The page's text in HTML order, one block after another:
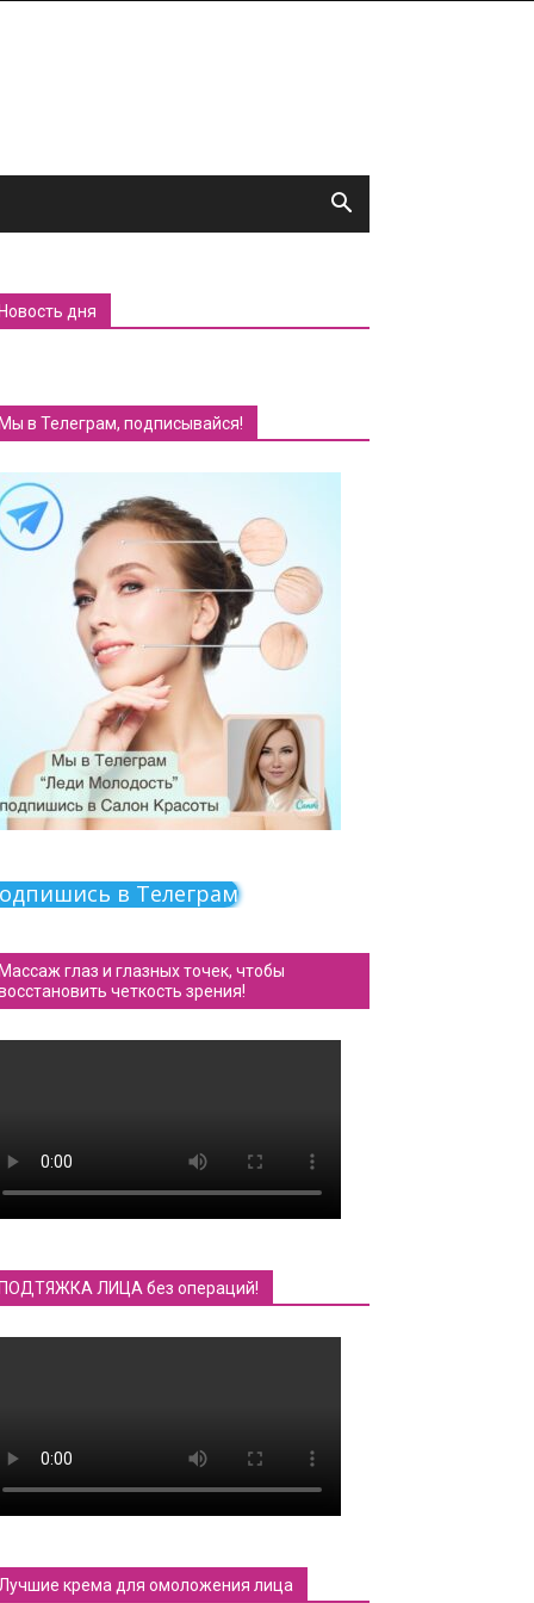
Новость дня
Мы в Телеграм, подписывайся!
в Телеграм
Массаж глаз и глазных точек, чтобы
четкость зрения!
ПОДТЯЖКА ЛИЦА без операций!
Лучшие крема для омоложения лица